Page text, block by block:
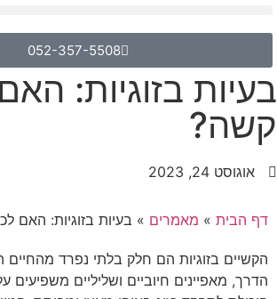
052-357-5508
בעיות בזוגיות:
קשה?
אוגוסט 24, 2023
דף הבית » מאמרים » בעיות בזוגיות: האם
הקשיים בזוגיות הם חלק בלתי נפרד מהחיים
הדרך, מאפיינים חיוביים ושליליים משפיעים